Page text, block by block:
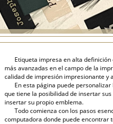
Etiqueta impresa en alta
más avanzadas en el campo de la
calidad de impresión impresionante y
En esta página puede
que tiene la posibilidad de insertar
insertar su propio emblema.
Todo comienza con los pasos
computadora donde puede encontrar